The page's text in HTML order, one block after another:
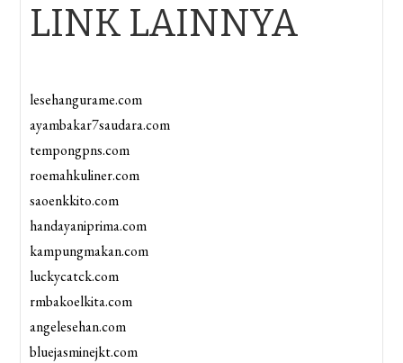
LINK LAINNYA
lesehangurame.com
ayambakar7saudara.com
tempongpns.com
roemahkuliner.com
saoenkkito.com
handayaniprima.com
kampungmakan.com
luckycatck.com
rmbakoelkita.com
angelesehan.com
bluejasminejkt.com